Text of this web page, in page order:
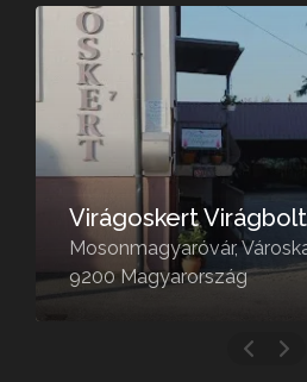
Virágbolt
Városkapu tér 7,
Magyarország